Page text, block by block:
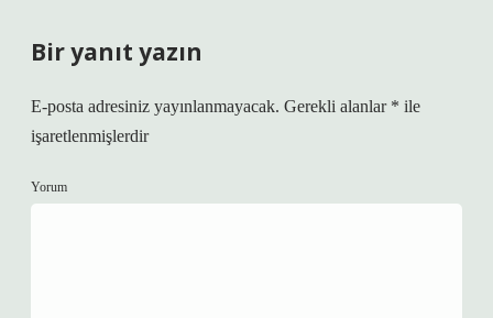
Bir yanıt yazın
E-posta adresiniz yayınlanmayacak. Gerekli alanlar * ile
işaretlenmişlerdir
Yorum